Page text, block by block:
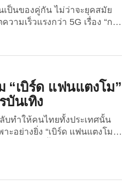
ป็นของคู่กัน ไม่ว่าจะยุคสมัย
ามเร็วแรงกว่า 5G เรื่อง “การ
หาหมอดูได้ทุกรูปแบบและใน
ใครกันที่มีญาณทิพย์หยั่งเห็น
ด้ทุกเรื่อง? สำหรับวันนี้ The
หมอดูไพ่ยิปซีสุดแม่น ที่
เงิน และความรักก็ปังปุริเย่!” ที่
มู ...
“เบิร์ด แฟนแตงโม”
บันเทิง
บทำให้คนไทยทั้งประเทศนั้น
ะอย่างยิ่ง “เบิร์ด แฟนแตงโม”
วีระพงศ์” นักแสดงสาวชื่อดังที่